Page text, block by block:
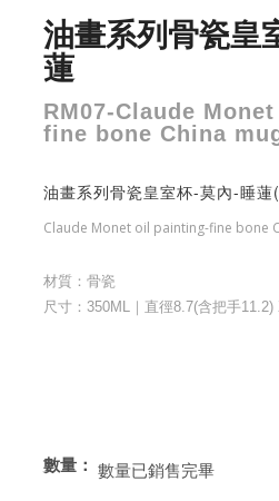
油畫系列骨瓷皇
蓮
RM07-Claude
fine bone China
油畫系列骨瓷皇室杯-莫內-睡
Claude Monet oil painting-fine bone
材質：骨瓷
尺寸：350ML｜直徑8.7(含把手
數量： 數量已銷售完畢